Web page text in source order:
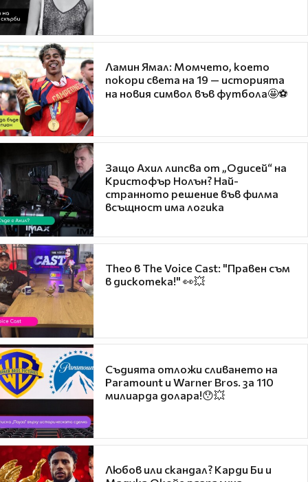
Ламин Ямал: Момчето, което
покори света на 19 — историята
на новия символ във футбола🤩⚽
Защо Ахил липсва от „Одисей“ на
Кристофър Нолън? Най-
странното решение във филма
всъщност има логика
Theo в The Voice Cast: "Правен съм
в дискотека!" 👀💥
Съдията отложи сливането на
Paramount и Warner Bros. за 110
милиарда долара!😯💥
Любов или скандал? Карди Би и